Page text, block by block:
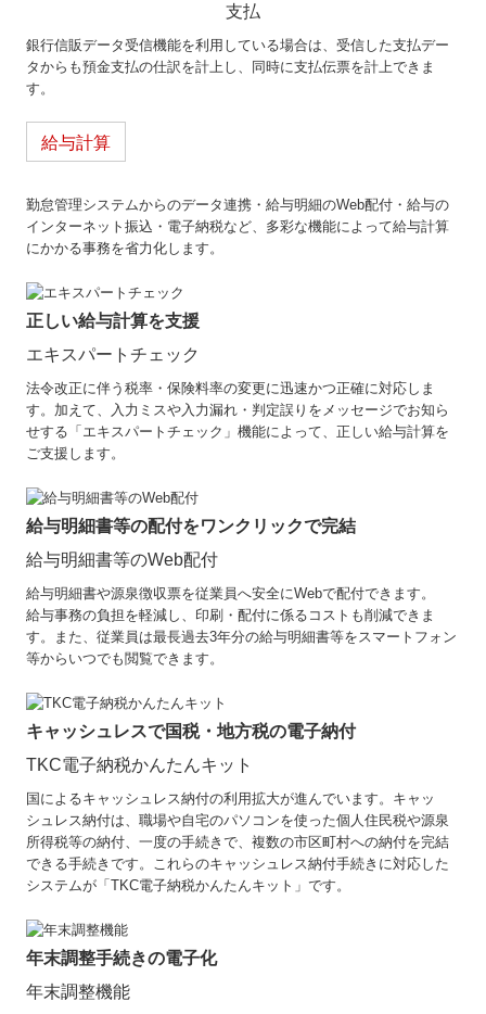
支払
銀行信販データ受信機能を利用している場合は、受信した支払デー
タからも預金支払の仕訳を計上し、同時に支払伝票を計上できま
す。
給与計算
勤怠管理システムからのデータ連携・給与明細のWeb配付・給与の
インターネット振込・電子納税など、多彩な機能によって給与計算
にかかる事務を省力化します。
正しい給与計算を支援
エキスパートチェック
法令改正に伴う税率・保険料率の変更に迅速かつ正確に対応しま
す。加えて、入力ミスや入力漏れ・判定誤りをメッセージでお知ら
せする「エキスパートチェック」機能によって、正しい給与計算を
ご支援します。
給与明細書等の配付をワンクリックで完結
給与明細書等のWeb配付
給与明細書や源泉徴収票を従業員へ安全にWebで配付できます。
給与事務の負担を軽減し、印刷・配付に係るコストも削減できま
す。また、従業員は最長過去3年分の給与明細書等をスマートフォン
等からいつでも閲覧できます。
キャッシュレスで国税・地方税の電子納付
TKC電子納税かんたんキット
国によるキャッシュレス納付の利用拡大が進んでいます。キャッ
シュレス納付は、職場や自宅のパソコンを使った個人住民税や源泉
所得税等の納付、一度の手続きで、複数の市区町村への納付を完結
できる手続きです。これらのキャッシュレス納付手続きに対応した
システムが「TKC電子納税かんたんキット」です。
年末調整手続きの電子化
年末調整機能